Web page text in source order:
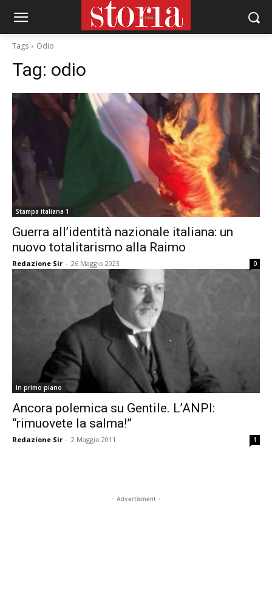
Tags Odio
Tag: odio
Stampa italiana 1
Guerra all’identità nazionale italiana: un
nuovo totalitarismo alla Raimo
Redazione Sir - 26 Maggio 2023 0
In primo piano
Ancora polemica su Gentile. L’ANPI:
“rimuovete la salma!”
Redazione Sir - 2 Maggio 2011 1
- Advertisment -